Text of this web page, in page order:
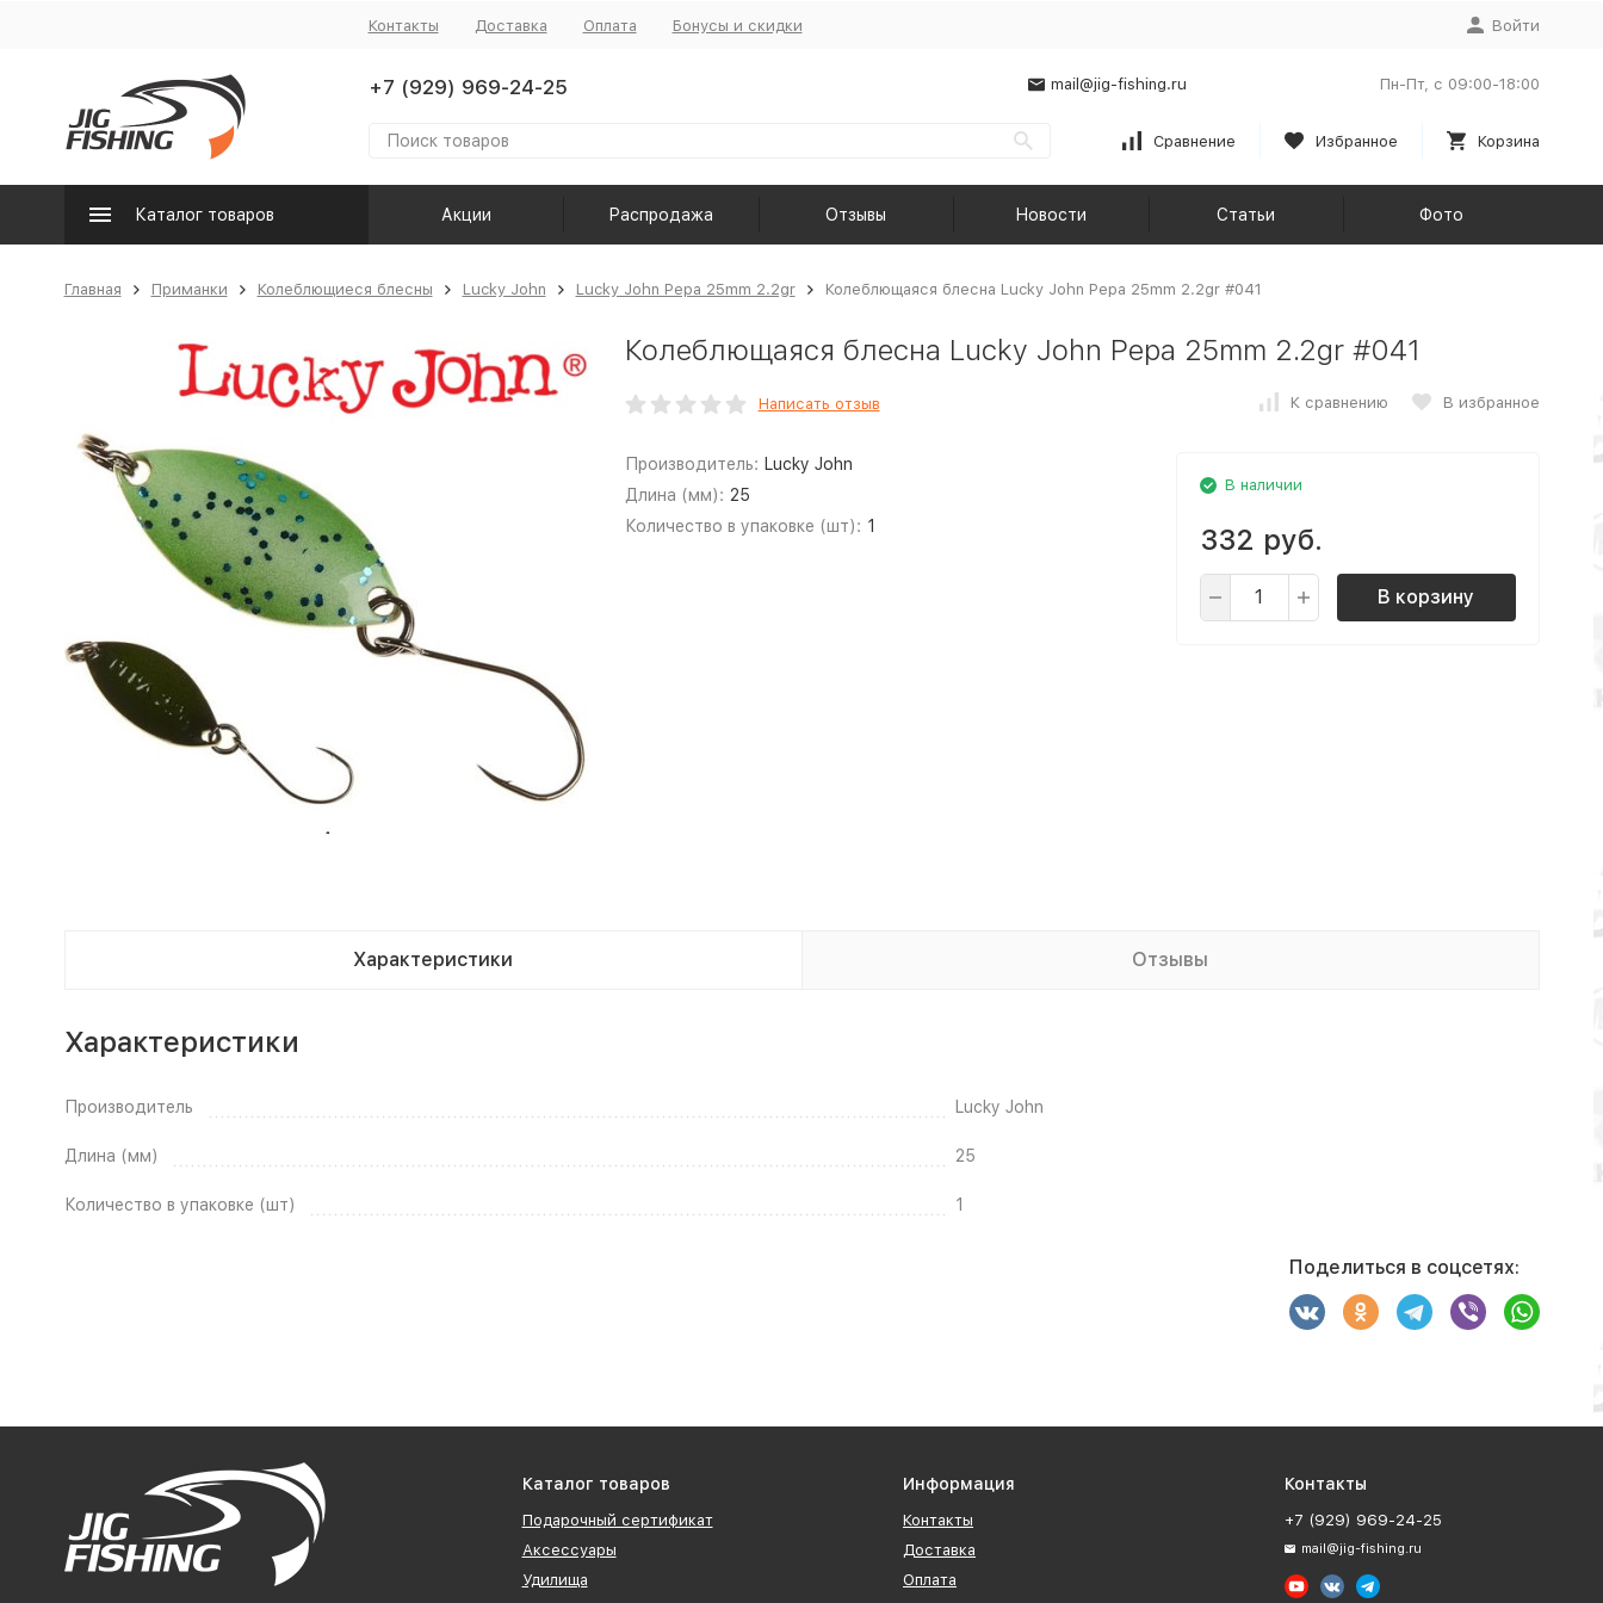
Контакты Доставка Оплата Бонусы и скидки Войти
+7 (929) 969-24-25 mail@jig-fishing.ru Пн-Пт, с 09:00-18:00
Сравнение Избранное Корзина
Каталог товаров Акции Распродажа Отзывы Новости Статьи Фото
Главная Приманки Колеблющиеся блесны Lucky John Lucky John Pepa 25mm 2.2gr Колеблющаяся блесна Lucky John Pepa 25mm 2.2gr #041
Колеблющаяся блесна Lucky John Pepa 25mm 2.2gr #041
Написать отзыв К сравнению В избранное
Производитель: Lucky John
Длина (мм): 25
Количество в упаковке (шт): 1
В наличии
332 руб.
В корзину
Характеристики Отзывы
Характеристики
Производитель Lucky John
Длина (мм) 25
Количество в упаковке (шт) 1
Поделиться в соцсетях:
Каталог товаров
Подарочный сертификат
Аксессуары
Удилища
Информация
Контакты
Доставка
Оплата
Контакты
+7 (929) 969-24-25
mail@jig-fishing.ru